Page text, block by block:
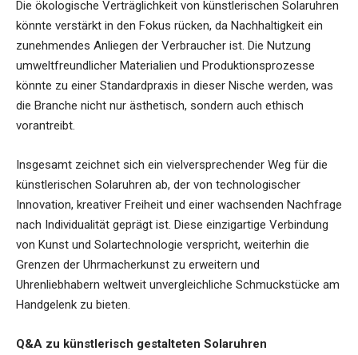
Die ökologische Verträglichkeit von künstlerischen Solaruhren
könnte verstärkt in den Fokus rücken, da Nachhaltigkeit ein
zunehmendes Anliegen der Verbraucher ist. Die Nutzung
umweltfreundlicher Materialien und Produktionsprozesse
könnte zu einer Standardpraxis in dieser Nische werden, was
die Branche nicht nur ästhetisch, sondern auch ethisch
vorantreibt.
Insgesamt zeichnet sich ein vielversprechender Weg für die
künstlerischen Solaruhren ab, der von technologischer
Innovation, kreativer Freiheit und einer wachsenden Nachfrage
nach Individualität geprägt ist. Diese einzigartige Verbindung
von Kunst und Solartechnologie verspricht, weiterhin die
Grenzen der Uhrmacherkunst zu erweitern und
Uhrenliebhabern weltweit unvergleichliche Schmuckstücke am
Handgelenk zu bieten.
Q&A zu künstlerisch gestalteten Solaruhren